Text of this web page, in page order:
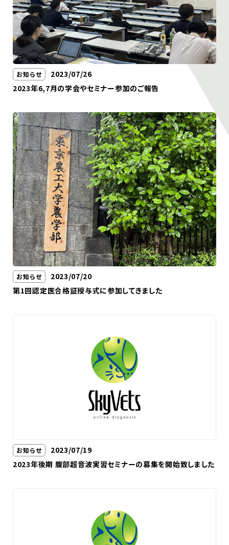
お知らせ
2023/07/26
2023年6,7月の学会やセミナー参加のご報告
お知らせ
2023/07/20
第1回認定医合格証授与式に参加してきました
お知らせ
2023/07/19
2023年後期 腹部超音波実習セミナーの募集を開始致しました